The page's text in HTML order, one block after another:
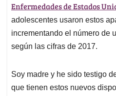
Enfermedades de Estados
adolescentes usaron estos
incrementando el número de
según las cifras de 2017.
Soy madre y he sido testigo
que tienen estos nuevos